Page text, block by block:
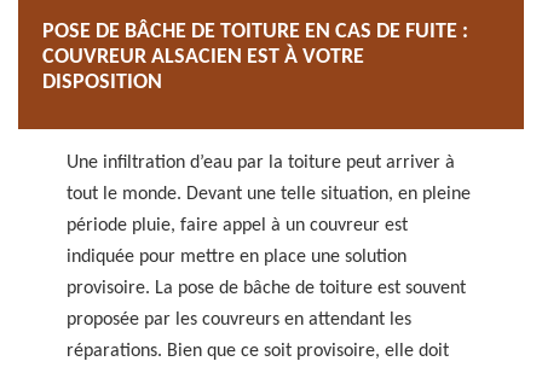
POSE DE BÂCHE DE TOITURE EN CAS DE FUITE :
COUVREUR ALSACIEN EST À VOTRE
DISPOSITION
Une infiltration d’eau par la toiture peut arriver à
tout le monde. Devant une telle situation, en pleine
période pluie, faire appel à un couvreur est
indiquée pour mettre en place une solution
provisoire. La pose de bâche de toiture est souvent
proposée par les couvreurs en attendant les
réparations. Bien que ce soit provisoire, elle doit